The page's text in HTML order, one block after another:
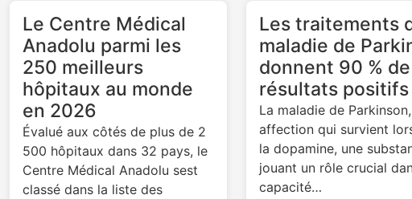
Le Centre Médical
Anadolu parmi les
250 meilleurs
hôpitaux au monde
en 2026
Évalué aux côtés de plus de 2
500 hôpitaux dans 32 pays, le
Centre Médical Anadolu sest
classé dans la liste des
Les traitements
maladie de
donnent 90 % de
résultats positifs
La maladie de
affection qui survient
la dopamine, une
jouant un rôle crucial
capacité…